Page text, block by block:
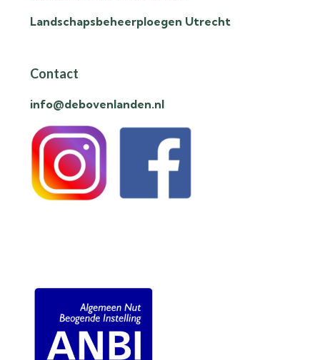
Landschapsbeheerploegen Utrecht
Contact
info@debovenlanden.nl